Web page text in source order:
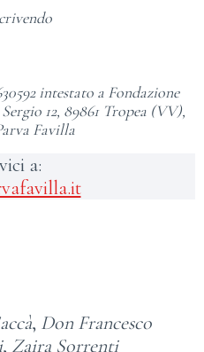
intestato a Fondazione
12, 89861 Tropea (VV),
Favilla
a:
, Don Francesco
, Zaira Sorrenti